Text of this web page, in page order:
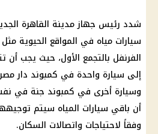
شدد رئيس جهاز مدينة القاهرة
سيارات مياه في المواقع الحيوية
الفرنفل بالتجمع الأول، حيث يجب أن
إلى سيارة واحدة في كمبوند دار مصر
وسيارة أخرى في كمبوند جنة في
أن باقي سيارات المياه سيتم
وفقاً لاحتياجات واتصالات السكان.